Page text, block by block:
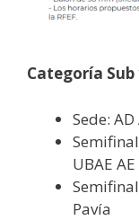
Categoría Sub
Sede:
Semifinal
UBAE AE
Pavía